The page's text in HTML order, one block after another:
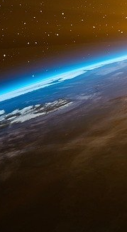
Lebreton qui
supporté que
portera la
Le 19 juin 2023
Jordan
Fauré créateur
replacement